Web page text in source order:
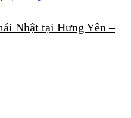
Nhật tại Hưng Yên –